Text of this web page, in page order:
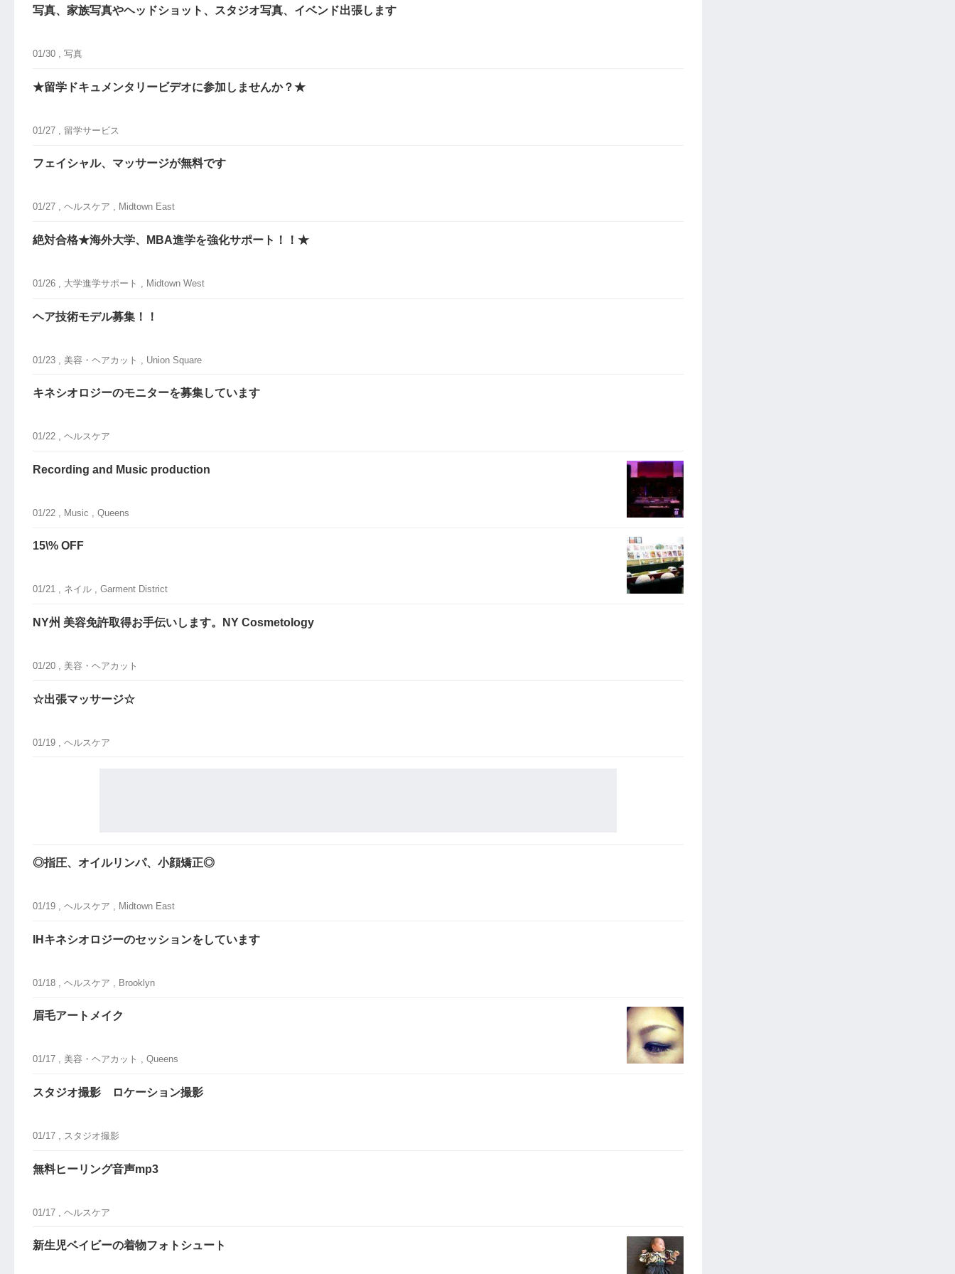
写真、家族写真やヘッドショット、スタジオ写真、イベンド出張します
01/30 , 写真
★留学ドキュメンタリービデオに参加しませんか？★
01/27 , 留学サービス
フェイシャル、マッサージが無料です
01/27 , ヘルスケア , Midtown East
絶対合格★海外大学、MBA進学を強化サポート！！★
01/26 , 大学進学サポート , Midtown West
ヘア技術モデル募集！！
01/23 , 美容・ヘアカット , Union Square
キネシオロジーのモニターを募集しています
01/22 , ヘルスケア
Recording and Music production
01/22 , Music , Queens
15\% OFF
01/21 , ネイル , Garment District
NY州 美容免許取得お手伝いします。NY Cosmetology
01/20 , 美容・ヘアカット
☆出張マッサージ☆
01/19 , ヘルスケア
◎指圧、オイルリンパ、小顔矯正◎
01/19 , ヘルスケア , Midtown East
IHキネシオロジーのセッションをしています
01/18 , ヘルスケア , Brooklyn
眉毛アートメイク
01/17 , 美容・ヘアカット , Queens
スタジオ撮影 ロケーション撮影
01/17 , スタジオ撮影
無料ヒーリング音声mp3
01/17 , ヘルスケア
新生児ベイビーの着物フォトシュート